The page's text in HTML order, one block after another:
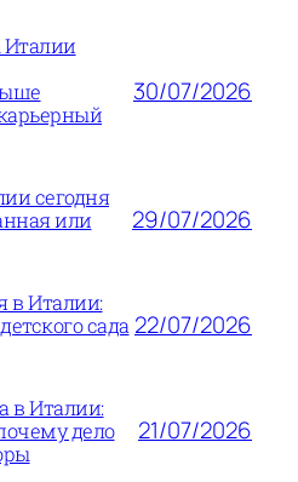
Италии
30/07/2026
сегодня
или
29/07/2026
в Италии:
сада 22/07/2026
в Италии:
дело
21/07/2026